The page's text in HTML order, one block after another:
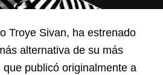
Troye Sivan, ha estrenado
alternativa de su más
que publicó originalmente a